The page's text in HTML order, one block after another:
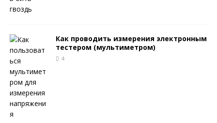
Как проводить измерения электронным
тестером (мультиметром)
4